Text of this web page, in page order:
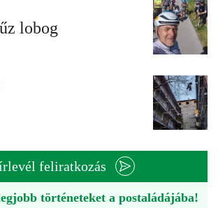
lobog
feliratkozás
történeteket a postaládájába!